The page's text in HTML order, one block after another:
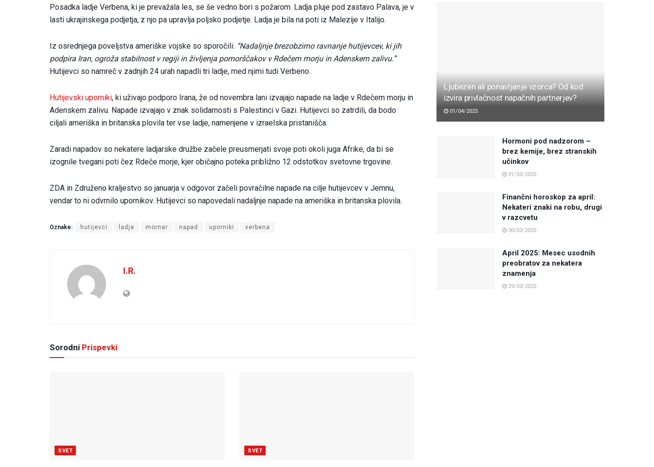
Posadka ladje Verbena, ki je prevažala les, se še vedno bori s požarom. Ladja pluje pod zastavo Palava, je v
lasti ukrajinskega podjetja, z njo pa upravlja poljsko podjetje. Ladja je bila na poti iz Malezije v Italijo.
Iz osrednjega poveljstva ameriške vojske so sporočili: “Nadaljnje brezobzirno ravnanje hutijevcev, ki jih
podpira Iran, ogroža stabilnost v regiji in življenja pomorščakov v Rdečem morju in Adenskem zalivu.”
Hutijevci so namreč v zadnjih 24 urah napadli tri ladje, med njimi tudi Verbeno.
Hutijevski uporniki, ki uživajo podporo Irana, že od novembra lani izvajajo napade na ladje v Rdečem morju in
Adenskem zalivu. Napade izvajajo v znak solidarnosti s Palestinci v Gazi. Hutijevci so zatrdili, da bodo
ciljali ameriška in britanska plovila ter vse ladje, namenjene v izraelska pristanišča.
Zaradi napadov so nekatere ladjarske družbe začele preusmerjati svoje poti okoli juga Afrike, da bi se
izognile tvegani poti čez Rdeče morje, kjer običajno poteka približno 12 odstotkov svetovne trgovine.
ZDA in Združeno kraljestvo so januarja v odgovor začeli povračilne napade na cilje hutijevcev v Jemnu,
vendar to ni odvrnilo upornikov. Hutijevci so napovedali nadaljnje napade na ameriška in britanska plovila.
Oznake: hutijevci ladja mornar napad uporniki verbena
I.R.
Sorodni Prispevki
SVET SVET
Ljubezen ali ponavljanje vzorca? Od kod
izvira privlačnost napačnih partnerjev?
01/04/2025
Hormoni pod nadzorom –
brez kemije, brez stranskih
učinkov
31/03/2025
Finančni horoskop za april:
Nekateri znaki na robu, drugi
v razcvetu
30/03/2025
April 2025: Mesec usodnih
preobratov za nekatera
znamenja
29/03/2025